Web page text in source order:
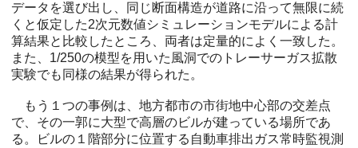
データを選び出し、同じ断面構造が道路に沿って無限に続
くと仮定した2次元数値シミュレーションモデルによる計
算結果と比較したところ、両者は定量的によく一致した。
また、1/250の模型を用いた風洞でのトレーサーガス拡散
実験でも同様の結果が得られた。
もう１つの事例は、地方都市の市街地中心部の交差点
で、その一郭に大型で高層のビルが建っている場所であ
る。ビルの１階部分に位置する自動車排出ガス常時監視測